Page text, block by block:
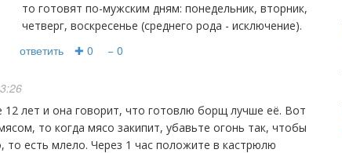
то готовят по-мужским дням: понедельник, вторник,
четверг, воскресенье (среднего рода - исключение).
ответить ✚ 0 − 0
то когда мясо закипит, убавьте огонь так, чтобы
то есть млело. Через 1 час положите в кастрюлю